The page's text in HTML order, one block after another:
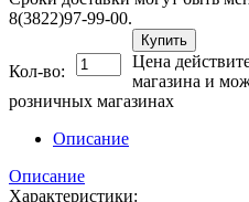
8(3822)97-99-00.
Кол-во:
Купить
Цена
магазина и
розничных магазинах
Описание
Описание
Характеристики: